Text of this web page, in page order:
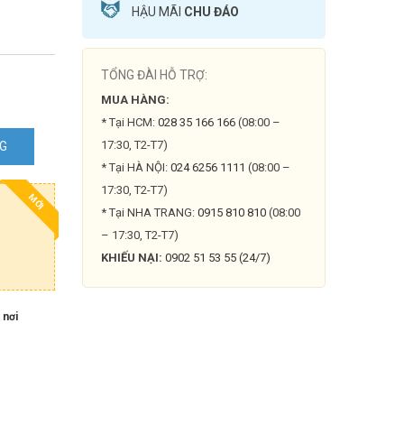
MỚI
nơi
HẬU MÃI CHU ĐÁO
TỔNG ĐÀI HỖ TRỢ:
MUA HÀNG:
* Tại HCM: 028 35 166 166 (08:00 –
17:30, T2-T7)
* Tại HÀ NỘI: 024 6256 1111 (08:00 –
17:30, T2-T7)
* Tại NHA TRANG: 0915 810 810 (08:00
– 17:30, T2-T7)
KHIẾU NẠI: 0902 51 53 55 (24/7)